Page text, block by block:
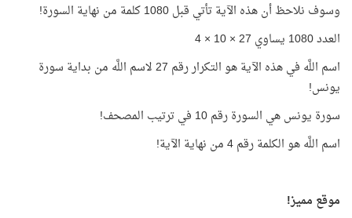
وسوف نلاحظ أن هذه الآية تأتي قبل 1080 كلمة من نهاية السورة!
العدد 1080 يساوي 27 × 10 × 4
اسم اللَّه في هذه الآية هو التكرار رقم 27 لاسم اللَّه من بداية سورة
يونس!
سورة يونس هي السورة رقم 10 في ترتيب المصحف!
اسم اللَّه هو الكلمة رقم 4 من نهاية الآية!
موقع مميز!